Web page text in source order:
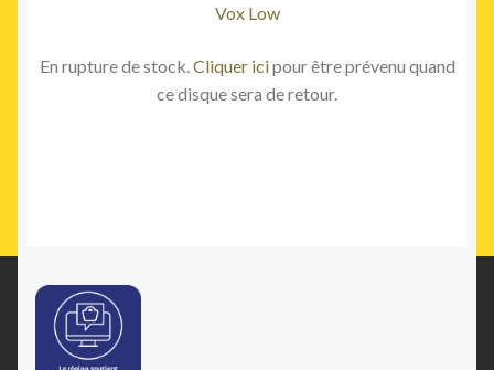
Vox Low
En rupture de stock. Cliquer icipour être prévenu quand
ce disque sera de retour.